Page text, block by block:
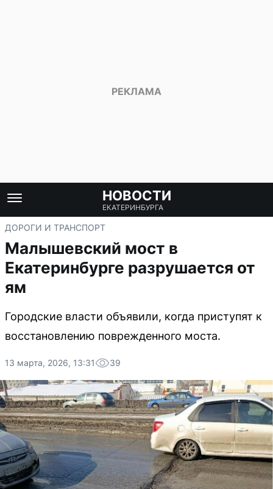
НОВОСТИ
ЕКАТЕРИНБУРГА
ДОРОГИ И ТРАНСПОРТ
Малышевский мост в
Екатеринбурге разрушается от
ям
Городские власти объявили, когда приступят к
восстановлению поврежденного моста.
13 марта, 2026, 13:31 39